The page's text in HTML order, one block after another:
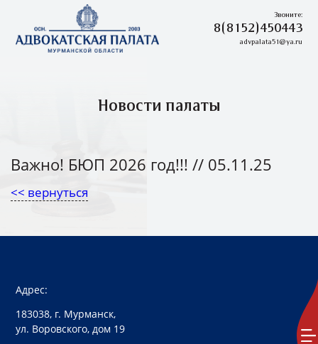
Звоните:
8(8152)450443
advpalata51@ya.ru
Новости палаты
Важно! БЮП 2026 год!!! // 05.11.25
<< вернуться
Адрес:
183038, г. Мурманск,
ул. Воровского, дом 19